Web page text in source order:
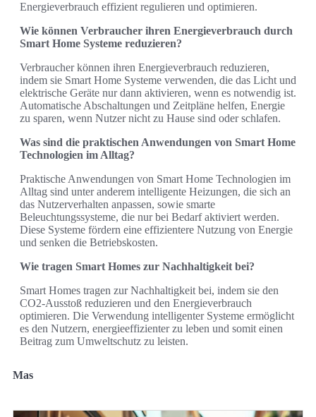
Energieverbrauch effizient regulieren und optimieren.
Wie können Verbraucher ihren Energieverbrauch durch
Smart Home Systeme reduzieren?
Verbraucher können ihren Energieverbrauch reduzieren,
indem sie Smart Home Systeme verwenden, die das Licht und
elektrische Geräte nur dann aktivieren, wenn es notwendig ist.
Automatische Abschaltungen und Zeitpläne helfen, Energie
zu sparen, wenn Nutzer nicht zu Hause sind oder schlafen.
Was sind die praktischen Anwendungen von Smart Home
Technologien im Alltag?
Praktische Anwendungen von Smart Home Technologien im
Alltag sind unter anderem intelligente Heizungen, die sich an
das Nutzerverhalten anpassen, sowie smarte
Beleuchtungssysteme, die nur bei Bedarf aktiviert werden.
Diese Systeme fördern eine effizientere Nutzung von Energie
und senken die Betriebskosten.
Wie tragen Smart Homes zur Nachhaltigkeit bei?
Smart Homes tragen zur Nachhaltigkeit bei, indem sie den
CO2-Ausstoß reduzieren und den Energieverbrauch
optimieren. Die Verwendung intelligenter Systeme ermöglicht
es den Nutzern, energieeffizienter zu leben und somit einen
Beitrag zum Umweltschutz zu leisten.
Mas